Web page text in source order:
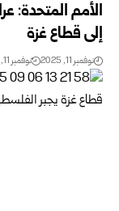
الأمم المتحدة:
إلى قطاع غزة
نوفمبر 11, 2025 نوفمبر 11, 2025